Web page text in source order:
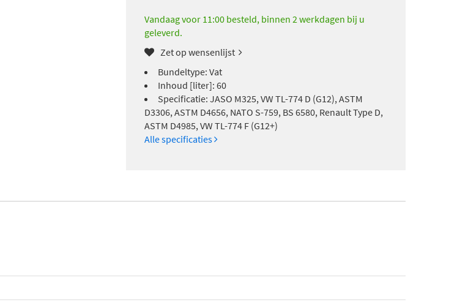
Vandaag voor 11:00 besteld, binnen 2 werkdagen bij u
geleverd.
Zet op wensenlijst
Bundeltype: Vat
Inhoud [liter]: 60
Specificatie: JASO M325, VW TL-774 D (G12), ASTM
D3306, ASTM D4656, NATO S-759, BS 6580, Renault Type D,
ASTM D4985, VW TL-774 F (G12+)
Alle specificaties